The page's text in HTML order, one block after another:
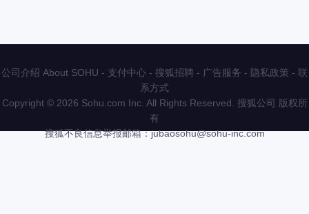
公司介绍 About SOHU - 支付中心 - 搜狐招聘 - 广告服务 - 隐私政策 - 联
系方式
Copyright © 2026 Sohu.com Inc. All Rights Reserved. 搜狐公司 版权所
有
搜狐不良信息举报邮箱：jubaosohu@sohu-inc.com